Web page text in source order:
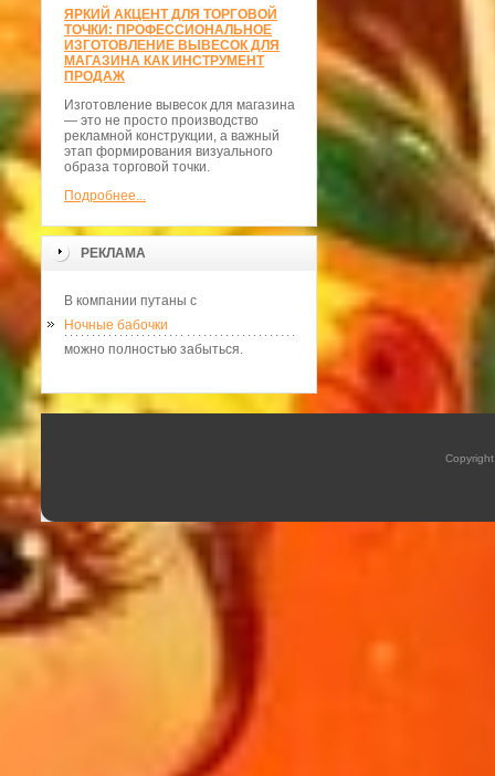
ЯРКИЙ АКЦЕНТ ДЛЯ ТОРГОВОЙ
ТОЧКИ: ПРОФЕССИОНАЛЬНОЕ
ИЗГОТОВЛЕНИЕ ВЫВЕСОК ДЛЯ
МАГАЗИНА КАК ИНСТРУМЕНТ
ПРОДАЖ
Изготовление вывесок для магазина
— это не просто производство
рекламной конструкции, а важный
этап формирования визуального
образа торговой точки.
Подробнее...
РЕКЛАМА
В компании путаны с
Ночные бабочки
можно полностью забыться.